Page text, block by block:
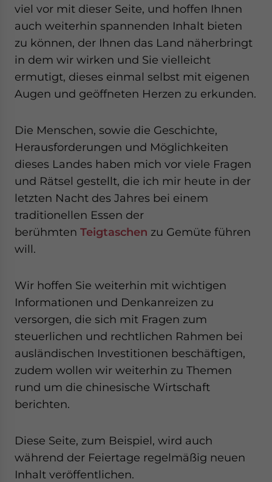
viel vor mit dieser Seite, und hoffen Ihnen
auch weiterhin spannenden Inhalt bieten
zu können, der Ihnen das Land näherbringt
in dem wir wirken und Sie vielleicht
ermutigt, dieses einmal selbst mit eigenen
Augen und geöffneten Herzen zu erkunden.
Die Menschen, sowie die Geschichte,
Herausforderungen und Möglichkeiten
dieses Landes haben mich vor viele Fragen
und Rätsel gestellt, die ich mir heute in der
letzten Nacht des Jahres bei einem
traditionellen Essen der
berühmten Teigtaschen zu Gemüte führen
will.
Wir hoffen Sie weiterhin mit wichtigen
Informationen und Denkanreizen zu
versorgen, die sich mit Fragen zum
steuerlichen und rechtlichen Rahmen bei
ausländischen Investitionen beschäftigen,
zudem wollen wir weiterhin zu Themen
rund um die chinesische Wirtschaft
berichten.
Diese Seite, zum Beispiel, wird auch
während der Feiertage regelmäßig neuen
Inhalt veröffentlichen.
website. Please send me business news and updates for Asia!
- case sensitive